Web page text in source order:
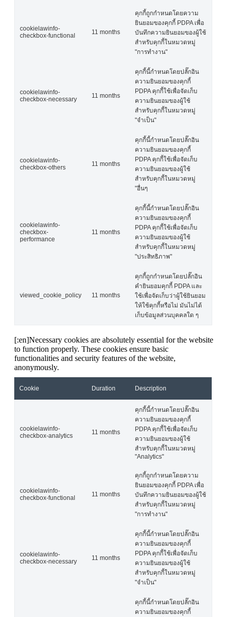
cookielawinfo-
checkbox-functional
11 months
คุกกี้ถูกกำหนดโดยความ
ยินยอมของคุกกี้ PDPA เพื่อ
บันทึกความยินยอมของผู้ใช้
สำหรับคุกกี้ในหมวดหมู่
"การทำงาน"
cookielawinfo-
checkbox-necessary
11 months
คุกกี้นี้กำหนดโดยปลั๊กอิน
ความยินยอมของคุกกี้
PDPA คุกกี้ใช้เพื่อจัดเก็บ
ความยินยอมของผู้ใช้
สำหรับคุกกี้ในหมวดหมู่
"จำเป็น"
cookielawinfo-
checkbox-others
11 months
คุกกี้นี้กำหนดโดยปลั๊กอิน
ความยินยอมของคุกกี้
PDPA คุกกี้ใช้เพื่อจัดเก็บ
ความยินยอมของผู้ใช้
สำหรับคุกกี้ในหมวดหมู่
"อื่นๆ
cookielawinfo-
checkbox-
performance
11 months
คุกกี้นี้กำหนดโดยปลั๊กอิน
ความยินยอมของคุกกี้
PDPA คุกกี้ใช้เพื่อจัดเก็บ
ความยินยอมของผู้ใช้
สำหรับคุกกี้ในหมวดหมู่
"ประสิทธิภาพ"
viewed_cookie_policy 11 months
คุกกี้ถูกกำหนดโดยปลั๊กอิน
คำยินยอมคุกกี้ PDPA และ
ใช้เพื่อจัดเก็บว่าผู้ใช้ยินยอม
ให้ใช้คุกกี้หรือไม่ มันไม่ได้
เก็บข้อมูลส่วนบุคคลใด ๆ
[:en]Necessary cookies are absolutely essential for the website
to function properly. These cookies ensure basic
functionalities and security features of the website,
anonymously.
Cookie Duration Description
cookielawinfo-
checkbox-analytics
11 months
คุกกี้นี้กำหนดโดยปลั๊กอิน
ความยินยอมของคุกกี้
PDPA คุกกี้ใช้เพื่อจัดเก็บ
ความยินยอมของผู้ใช้
สำหรับคุกกี้ในหมวดหมู่
"Analytics"
cookielawinfo-
checkbox-functional
11 months
คุกกี้ถูกกำหนดโดยความ
ยินยอมของคุกกี้ PDPA เพื่อ
บันทึกความยินยอมของผู้ใช้
สำหรับคุกกี้ในหมวดหมู่
"การทำงาน"
cookielawinfo-
checkbox-necessary
11 months
คุกกี้นี้กำหนดโดยปลั๊กอิน
ความยินยอมของคุกกี้
PDPA คุกกี้ใช้เพื่อจัดเก็บ
ความยินยอมของผู้ใช้
สำหรับคุกกี้ในหมวดหมู่
"จำเป็น"
คุกกี้นี้กำหนดโดยปลั๊กอิน
ความยินยอมของคุกกี้